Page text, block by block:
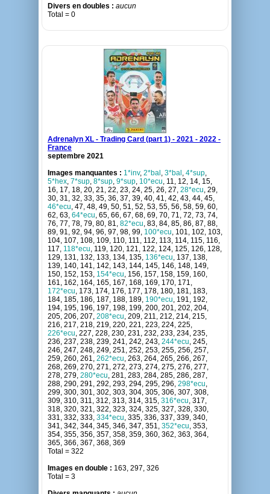
Divers en doubles : aucun
Total = 0
Adrenalyn XL - Trading Card (part 1) - 2021 - 2022 -
France
septembre 2021
Images manquantes : 1*inv, 2*bal , 3*bal , 4*sup,
5*hex, 7*sup, 8*sup, 9*sup, 10*ecu, 11, 12, 14, 15,
16, 17, 18, 20, 21, 22, 23, 24, 25, 26, 27, 28*ecu, 29,
30, 31, 32, 33, 35, 36, 37, 39, 40, 41, 42, 43, 44, 45,
46*ecu, 47, 48, 49, 50, 51, 52, 53, 55, 56, 58, 59, 60,
62, 63, 64*ecu, 65, 66, 67, 68, 69, 70, 71, 72, 73, 74,
76, 77, 78, 79, 80, 81, 82*ecu, 83, 84, 85, 86, 87, 88,
89, 91, 92, 94, 96, 97, 98, 99, 100*ecu, 101, 102, 103,
104, 107, 108, 109, 110, 111, 112, 113, 114, 115, 116,
117, 118*ecu, 119, 120, 121, 122, 124, 125, 126, 128,
129, 131, 132, 133, 134, 135, 136*ecu, 137, 138,
139, 140, 141, 142, 143, 144, 145, 146, 148, 149,
150, 152, 153, 154*ecu, 156, 157, 158, 159, 160,
161, 162, 164, 165, 167, 168, 169, 170, 171,
172*ecu, 173, 174, 176, 177, 178, 180, 181, 183,
184, 185, 186, 187, 188, 189, 190*ecu, 191, 192,
194, 195, 196, 197, 198, 199, 200, 201, 202, 204,
205, 206, 207, 208*ecu, 209, 211, 212, 214, 215,
216, 217, 218, 219, 220, 221, 223, 224, 225,
226*ecu, 227, 228, 230, 231, 232, 233, 234, 235,
236, 237, 238, 239, 241, 242, 243, 244*ecu, 245,
246, 247, 248, 249, 251, 252, 253, 255, 256, 257,
259, 260, 261, 262*ecu, 263, 264, 265, 266, 267,
268, 269, 270, 271, 272, 273, 274, 275, 276, 277,
278, 279, 280*ecu, 281, 283, 284, 285, 286, 287,
288, 290, 291, 292, 293, 294, 295, 296, 298*ecu,
299, 300, 301, 302, 303, 304, 305, 306, 307, 308,
309, 310, 311, 312, 313, 314, 315, 316*ecu, 317,
318, 320, 321, 322, 323, 324, 325, 327, 328, 330,
331, 332, 333, 334*ecu, 335, 336, 337, 339, 340,
341, 342, 344, 345, 346, 347, 351, 352*ecu, 353,
354, 355, 356, 357, 358, 359, 360, 362, 363, 364,
365, 366, 367, 368, 369
Total = 322
Images en double : 163, 297, 326
Total = 3